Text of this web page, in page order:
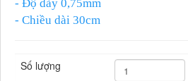
- Độ dày 0,75mm
- Chiều dài 30cm
Số lượng